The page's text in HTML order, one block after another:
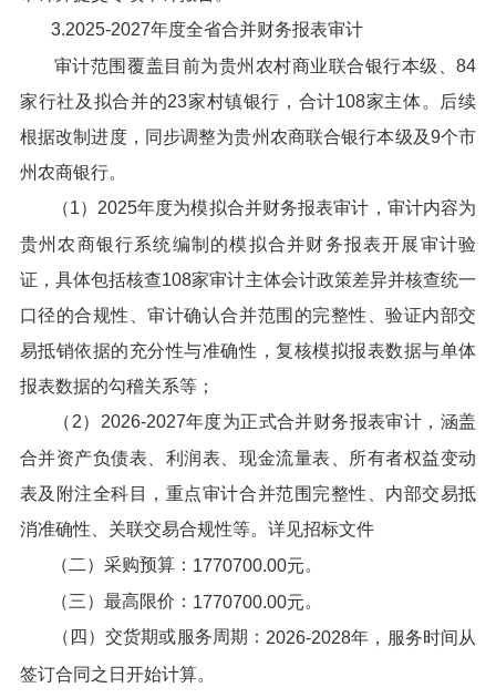
3.2025-2027年度全省合并财务报表审计
审计范围覆盖目前为贵州农村商业联合银行本级、84
家行社及拟合并的23家村镇银行，合计108家主体。后续
根据改制进度，同步调整为贵州农商联合银行本级及9个市
州农商银行。
（1）2025年度为模拟合并财务报表审计，审计内容为
贵州农商银行系统编制的模拟合并财务报表开展审计验
证，具体包括核查108家审计主体会计政策差异并核查统一
口径的合规性、审计确认合并范围的完整性、验证内部交
易抵销依据的充分性与准确性，复核模拟报表数据与单体
报表数据的勾稽关系等；
（2）2026-2027年度为正式合并财务报表审计，涵盖
合并资产负债表、利润表、现金流量表、所有者权益变动
表及附注全科目，重点审计合并范围完整性、内部交易抵
消准确性、关联交易合规性等。详见招标文件
（二）采购预算： 1770700.00元。
（三）最高限价： 1770700.00元。
（四）交货期或服务周期： 2026-2028年，服务时间从
签订合同之日开始计算。